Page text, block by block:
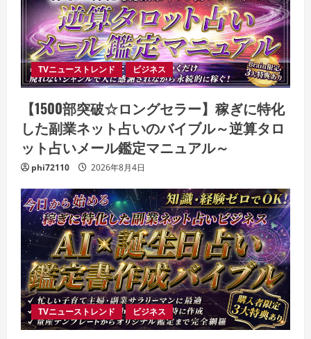
TVニューストレンド ビジネス
【1500部突破☆ロングセラー】稼ぎに特化
した副業ネット占いのバイブル～逆算タロ
ット占いメール鑑定マニュアル～
phi72110 2026年8月4日
TVニューストレンド ビジネス